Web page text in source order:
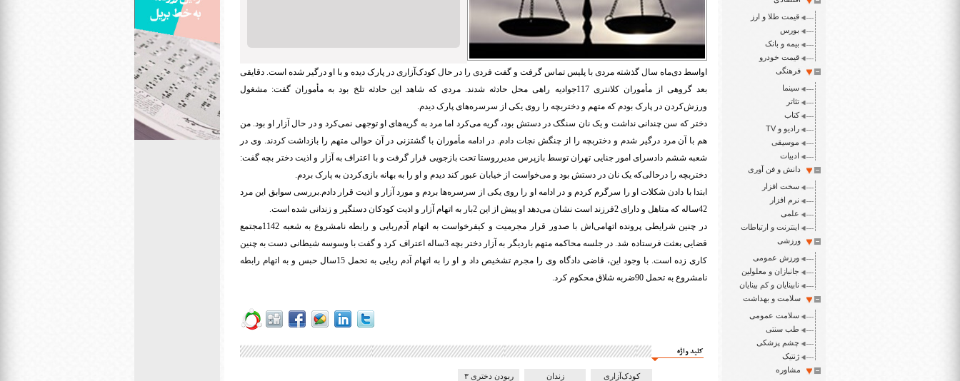
قیمت طلا و ارز
بورس
بیمه و بانک
قیمت خودرو
فرهنگی
سینما
تئاتر
کتاب
رادیو و TV
موسیقی
ادبیات
دانش و فن آوری
سخت افزار
نرم افزار
علمی
اینترنت و ارتباطات
ورزشی
ورزش عمومی
جانبازان و معلولین
نابینایان و کم بینایان
سلامت و بهداشت
سلامت عمومی
طب سنتی
چشم پزشکی
ژنتیک
مشاوره
اواسط دی‌ماه سال گذشته مردی با پلیس تماس گرفت و گفت فردی را در حال کودک‌آزاری در پارک دیده و با او درگیر شده است. دقایقی
بعد گروهی از مأموران کلانتری 117جوادیه راهی محل حادثه شدند. مردی که شاهد این حادثه تلخ بود به مأموران گفت: مشغول
ورزش‌کردن در پارک بودم که متهم و دختربچه را روی یکی از سرسره‌های پارک دیدم.
دختر که سن چندانی نداشت و یک نان سنگک در دستش بود، گریه می‌کرد اما مرد به گریه‌های او توجهی نمی‌کرد و در حال آزار او بود. من
هم با آن مرد درگیر شدم و دختربچه را از چنگش نجات دادم. در ادامه مأموران با گشتزنی در آن حوالی متهم را بازداشت کردند. وی در
شعبه ششم دادسرای امور جنایی تهران توسط بازپرس مدیرروستا تحت بازجویی قرار گرفت و با اعتراف به آزار و اذیت دختر بچه گفت:
دختربچه را درحالی‌که یک نان در دستش بود و می‌خواست از خیابان عبور کند دیدم و او را به بهانه بازی‌کردن به پارک بردم.
ابتدا با دادن شکلات او را سرگرم کردم و در ادامه او را روی یکی از سرسره‌ها بردم و مورد آزار و اذیت قرار دادم.بررسی سوابق این مرد
42ساله که متاهل و دارای 2فرزند است نشان می‌دهد او پیش از این 2بار به اتهام آزار و اذیت کودکان دستگیر و زندانی شده است.
در چنین شرایطی پرونده اتهامی‌اش با صدور قرار مجرمیت و کیفرخواست به اتهام آدم‌ربایی و رابطه نامشروع به شعبه 1142مجتمع
قضایی بعثت فرستاده شد. در جلسه محاکمه متهم بار‌دیگر به آزار دختر بچه 3ساله اعتراف کرد و گفت با وسوسه شیطانی دست به چنین
کاری زده است. با وجود این، قاضی دادگاه وی را مجرم تشخیص داد و او را به اتهام آدم ربایی به تحمل 15سال حبس و به اتهام رابطه
نامشروع به تحمل 90ضربه شلاق محکوم کرد.
کلید واژه
کودک‌آزاری زندان ربودن دختری ۳